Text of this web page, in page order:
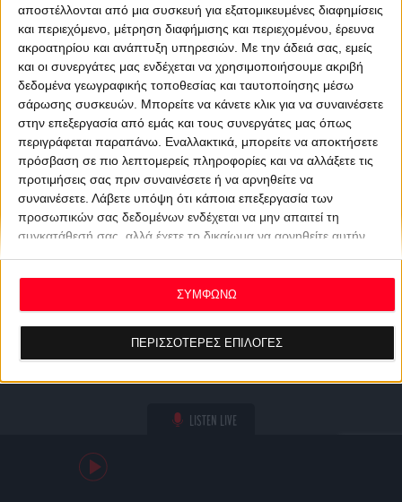
αποστέλλονται από μια συσκευή για εξατομικευμένες διαφημίσεις
και περιεχόμενο, μέτρηση διαφήμισης και περιεχομένου, έρευνα
ακροατηρίου και ανάπτυξη υπηρεσιών. Με την άδειά σας, εμείς
και οι συνεργάτες μας ενδέχεται να χρησιμοποιήσουμε ακριβή
δεδομένα γεωγραφικής τοποθεσίας και ταυτοποίησης μέσω
σάρωσης συσκευών. Μπορείτε να κάνετε κλικ για να συναινέσετε
στην επεξεργασία από εμάς και τους συνεργάτες μας όπως
περιγράφεται παραπάνω. Εναλλακτικά, μπορείτε να αποκτήσετε
πρόσβαση σε πιο λεπτομερείς πληροφορίες και να αλλάξετε τις
προτιμήσεις σας πριν συναινέσετε ή να αρνηθείτε να
συναινέσετε. Λάβετε υπόψη ότι κάποια επεξεργασία των
προσωπικών σας δεδομένων ενδέχεται να μην απαιτεί τη
συγκατάθεσή σας, αλλά έχετε το δικαίωμα να αρνηθείτε αυτήν
ανακαλέσετε τη συγκατάθεσή σας ανά πάσα στιγμή
επιστρέφοντας σε αυτόν τον ιστότοπο και κάνοντας κλικ στο
κουμπί "Απορρήτου" στο κάτω μέρος της ιστοσελίδας.
ΠΕΡΙΣΣΟΤΕΡΕΣ ΕΠΙΛΟΓΕΣ
ΣΥΜΦΩΝΩ
LISTEN LIVE
Designed & developed byporcupine colors&Fotis Alexandrou